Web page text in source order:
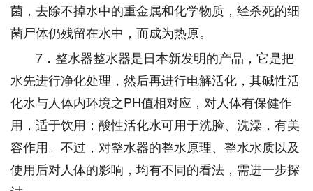
菌，去除不掉水中的重金属和化学物质，经杀死的细
菌尸体仍残留在水中，而成为热原。
7．整水器整水器是日本新发明的产品，它是把
水先进行净化处理，然后再进行电解活化，其碱性活
化水与人体内环境之PH值相对应，对人体有保健作
用，适于饮用；酸性活化水可用于洗脸、洗澡，有美
容作用。不过，对整水器的整水原理、整水水质以及
使用后对人体的影响，均有不同的看法，需进一步探